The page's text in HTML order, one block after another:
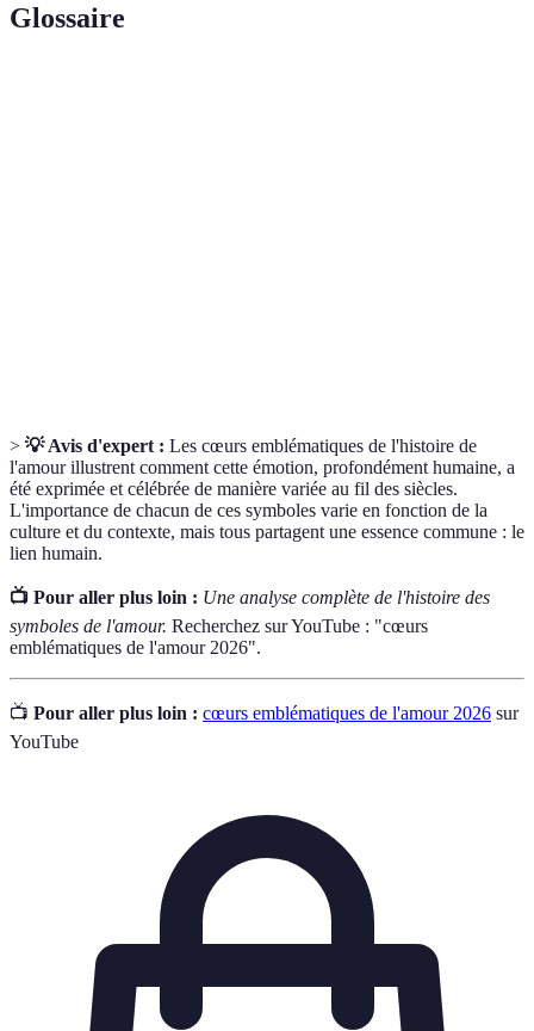
Glossaire
> 💡 Avis d'expert : Les cœurs emblématiques de l'histoire de
l'amour illustrent comment cette émotion, profondément humaine, a
été exprimée et célébrée de manière variée au fil des siècles.
L'importance de chacun de ces symboles varie en fonction de la
culture et du contexte, mais tous partagent une essence commune : le
lien humain.
📺 Pour aller plus loin : Une analyse complète de l'histoire des
symboles de l'amour. Recherchez sur YouTube : "cœurs
emblématiques de l'amour 2026".
📺 Pour aller plus loin : cœurs emblématiques de l'amour 2026 sur
YouTube